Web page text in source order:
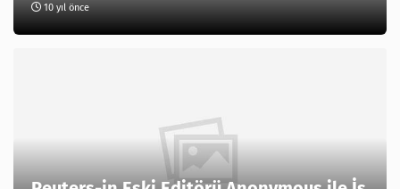
10 yıl önce